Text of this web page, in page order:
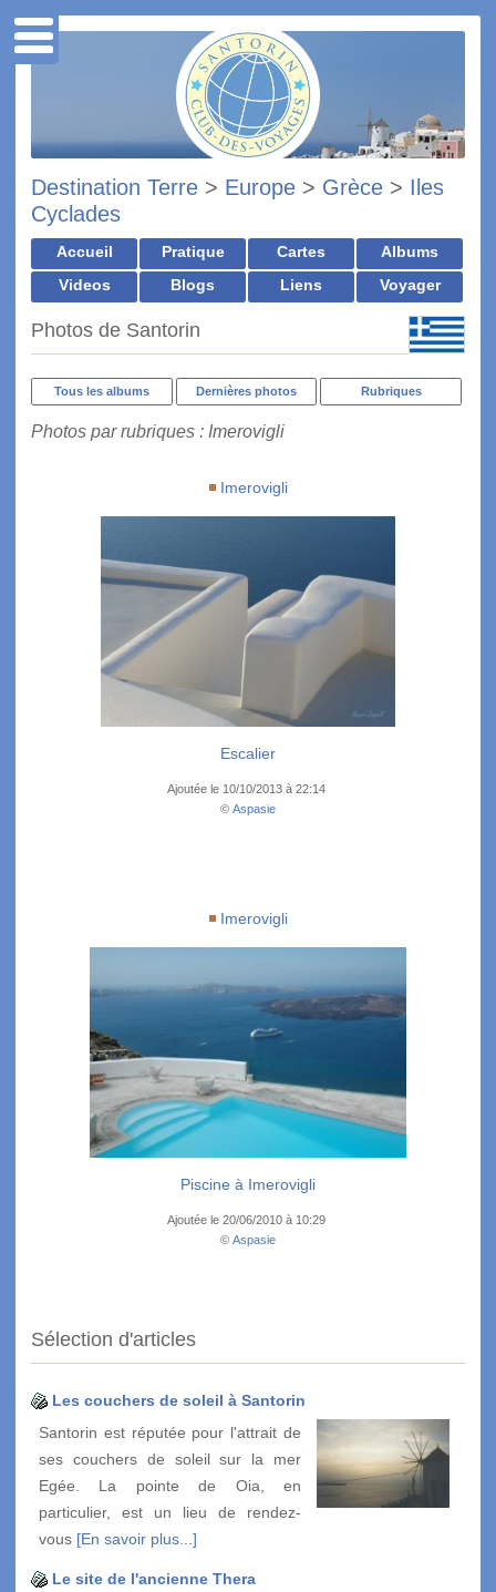
Destination Terre > Europe > Grèce > Iles
Cyclades
Accueil Pratique Cartes
Albums
Videos
Blogs Liens Voyager
Photos de Santorin
Tous les albums Dernières photos Rubriques
Photos par rubriques : Imerovigli
Imerovigli
Escalier
Ajoutée le 10/10/2013 à 22:14
© Aspasie
Imerovigli
Piscine à Imerovigli
Ajoutée le 20/06/2010 à 10:29
© Aspasie
Sélection d'articles
Les couchers de soleil à Santorin
Santorin est réputée pour l'attrait de
ses couchers de soleil sur la mer
Egée. La pointe de Oia, en
particulier, est un lieu de rendez-
vous [En savoir plus...]
Le site de l'ancienne Thera